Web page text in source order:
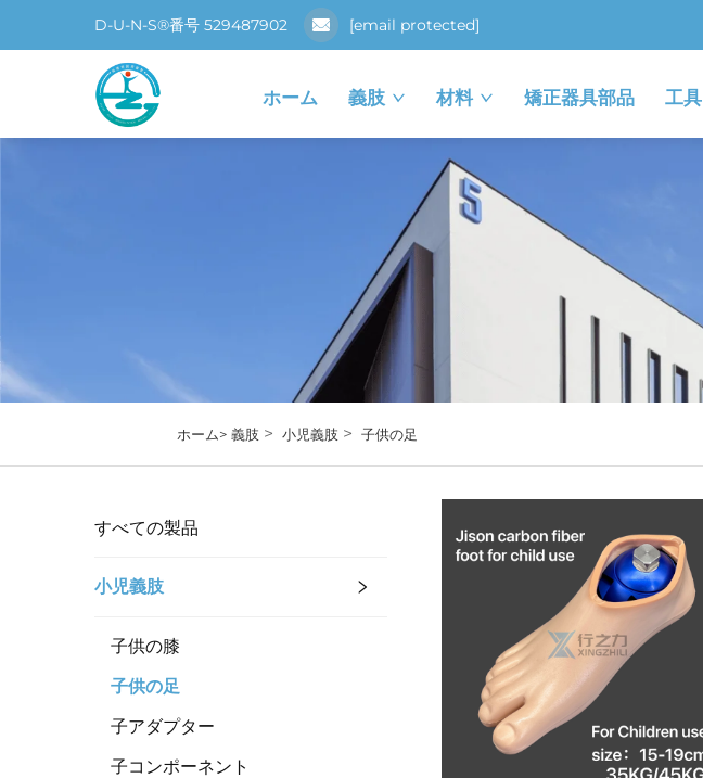
D-U-N-S®番号 529487902 [email protected]
ホーム 義肢 材料 矯正器具部品 工具
ホーム> 義肢 > 小児義肢 > 子供の足
すべての製品
小児義肢
子供の膝
子供の足
子アダプター
子コンポーネント